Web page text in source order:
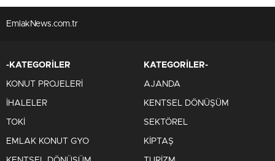
EmlakNews.com.tr
-KATEGORİLER
KONUT PROJELERİ
İHALELER
TOKİ
EMLAK KONUT GYO
KATEGORİLER-
AJANDA
KENTSEL DÖNÜŞÜM
SEKTÖREL
KİPTAŞ